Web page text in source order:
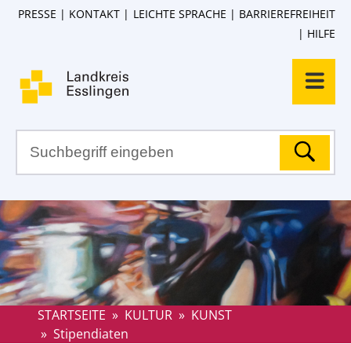
PRESSE KONTAKT LEICHTE SPRACHE
BARRIEREFREIHEIT
HILFE
STARTSEITE » KULTUR » KUNST
» Stipendiaten